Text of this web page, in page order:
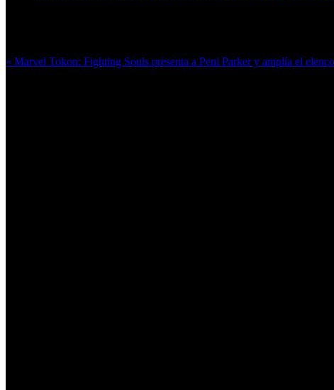
« Marvel Tokon: Fighting Souls presenta a Peni Parker y amplía el